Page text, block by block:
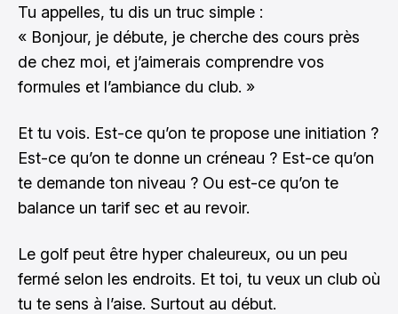
Tu appelles, tu dis un truc simple :
« Bonjour, je débute, je cherche des cours près
de chez moi, et j’aimerais comprendre vos
formules et l’ambiance du club. »
Et tu vois. Est-ce qu’on te propose une initiation ?
Est-ce qu’on te donne un créneau ? Est-ce qu’on
te demande ton niveau ? Ou est-ce qu’on te
balance un tarif sec et au revoir.
Le golf peut être hyper chaleureux, ou un peu
fermé selon les endroits. Et toi, tu veux un club où
tu te sens à l’aise. Surtout au début.